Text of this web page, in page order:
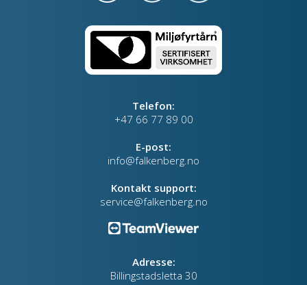
Telefon:
+47 66 77 89 00
E-post:
info@falkenberg.no
Kontakt support:
service@falkenberg.no
Adresse:
Billingstadsletta 30